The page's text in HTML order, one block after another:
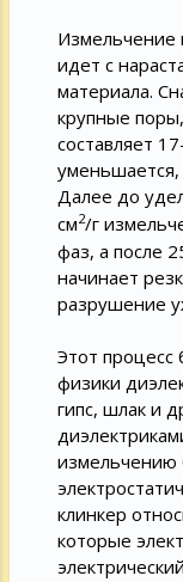
идет с
материала.
крупные
составляет
уменьшается,
Далее до
см2/г
фаз, а после
начинает
разрушение
Этот процесс
физики
гипс, шлак и
измельчению
клинкер
которые